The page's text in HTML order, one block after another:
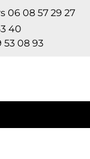
06 08 57 29 27
40
08 93​